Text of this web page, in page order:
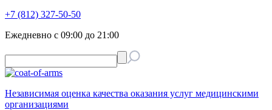
+7 (812) 327-50-50
Ежедневно с 09:00 до 21:00
Независимая оценка качества оказания услуг медицинскими
организациями